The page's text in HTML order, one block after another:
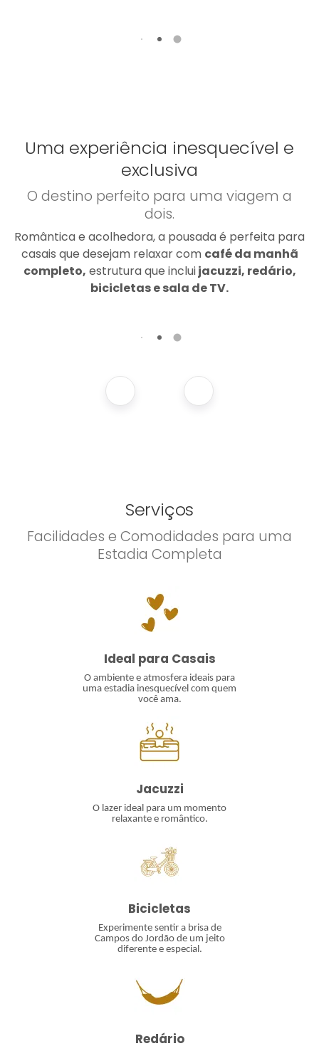
Uma experiência inesquecível e
exclusiva
O destino perfeito para uma viagem a
dois.
Romântica e acolhedora, a pousada é perfeita para
casais que desejam relaxar com café da manhã
completo, estrutura que incluijacuzzi, redário,
bicicletas e sala de TV.
Serviços
Facilidades e Comodidades para uma
Estadia Completa
Ideal para Casais
O ambiente e atmosfera ideais para
uma estadia inesquecível com quem
você ama.
Jacuzzi
O lazer ideal para um momento
relaxante e romântico.
Bicicletas
Experimente sentir a brisa de
Campos do Jordão de um jeito
diferente e especial.
Redário